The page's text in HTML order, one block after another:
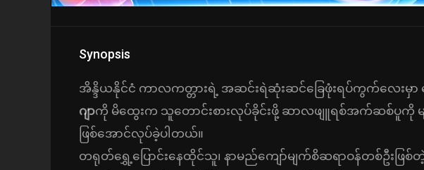
Synopsis
အိန္ဒိယနိုင်ငံ ကာလကတ္တားရဲ့ အဆင်းရဲဆုံးဆင်ခြေဖုံးရပ်ကွက်လေးမှာ
ဂျာကို မိထွေးက သူတောင်းစားလုပ်ခိုင်းဖို့ ဆာလဖျူရစ်အက်ဆစ်ပူကို မ
ဖြစ်အောင်လုပ်ခဲ့ပါတယ်။
တရုတ်ရွှေ့ပြောင်းနေထိုင်သူ၊ နာမည်ကျော်မျက်စိဆရာဝန်တစ်ဦးဖြစ်